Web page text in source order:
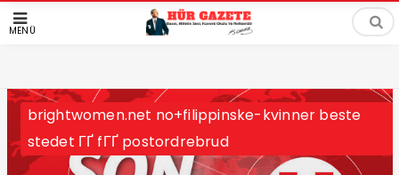
MENÜ
brightwomen.net no+filippinske-kvinner beste
stedet ГҐ fГҐ postordrebrud